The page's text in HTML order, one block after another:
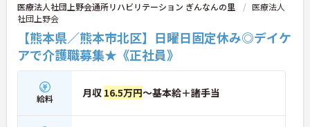
医療法人社団上野会通所リハビリテーション ぎんなんの里
医療法人
社団上野会
【熊本県／熊本市北区】日曜日固定休み◎デイケ
アで介護職募集★《正社員》
給料 月収 16.5万円～基本給＋諸手当